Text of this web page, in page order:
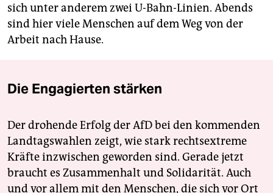
sich unter anderem zwei U-Bahn-Linien. Abends
sind hier viele Menschen auf dem Weg von der
Arbeit nach Hause.
Die Engagierten stärken
Der drohende Erfolg der AfD bei den kommenden
Landtagswahlen zeigt, wie stark rechtsextreme
Kräfte inzwischen geworden sind. Gerade jetzt
braucht es Zusammenhalt und Solidarität. Auch
und vor allem mit den Menschen, die sich vor Ort